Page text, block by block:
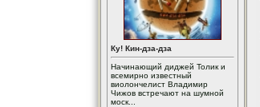
Ку! Кин-дза-дза
Начинающий диджей Толик и
всемирно известный
виолончелист Владимир
Чижов встречают на шумной
моск...